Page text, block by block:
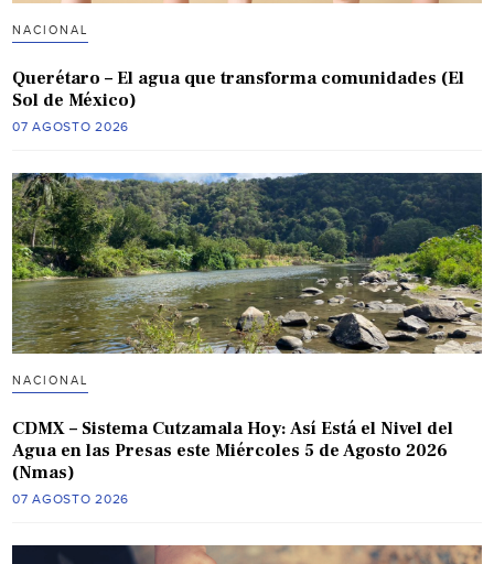
NACIONAL
Querétaro – El agua que transforma comunidades (El
Sol de México)
07 AGOSTO 2026
NACIONAL
CDMX – Sistema Cutzamala Hoy: Así Está el Nivel del
Agua en las Presas este Miércoles 5 de Agosto 2026
(Nmas)
07 AGOSTO 2026